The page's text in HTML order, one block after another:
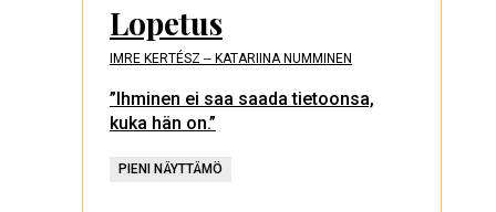
Lopetus
IMRE KERTÉSZ ‒ KATARIINA NUMMINEN
”Ihminen ei saa saada tietoonsa,
kuka hän on.”
PIENI NÄYTTÄMÖ